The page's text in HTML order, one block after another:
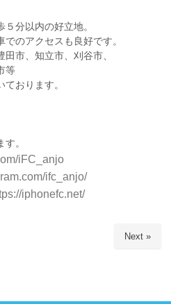
分以内の好立地。
のアクセスも良好です。
市、知立市、刈谷市、
等
おります。
。
iFC_anjo
ifc_anjo/
iphonefc.net/
Next »